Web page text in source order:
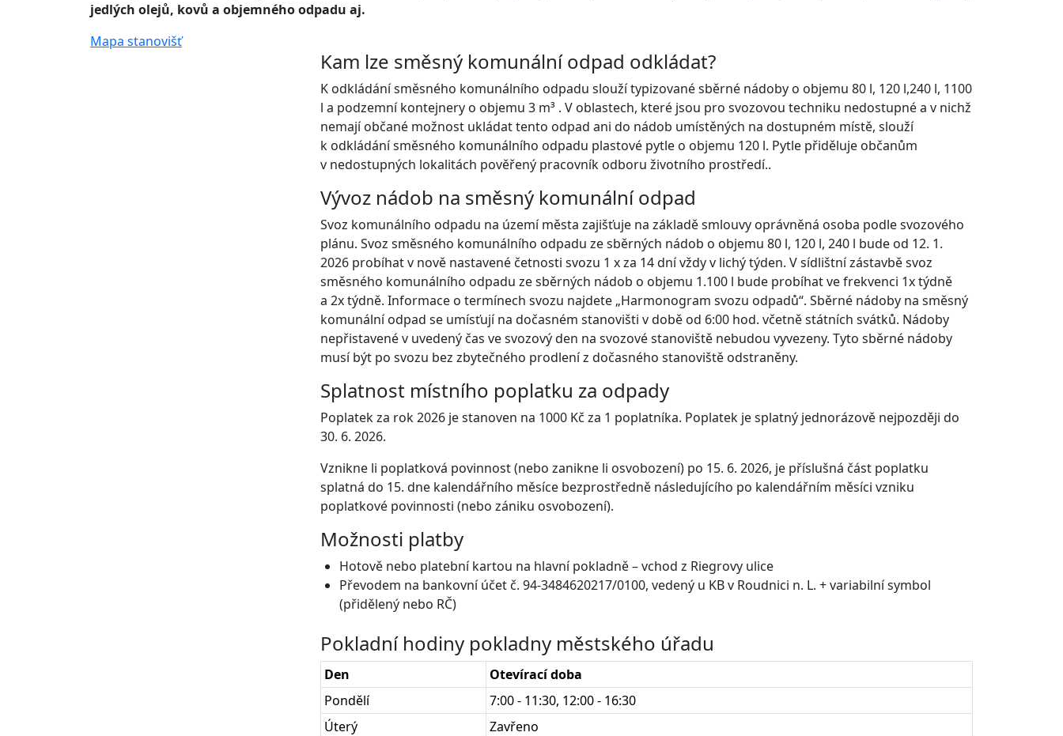
jedlých olejů, kovů a objemného odpadu aj.
Mapa stanovišť
Kam lze směsný komunální odpad odkládat?
K odkládání směsného komunálního odpadu slouží typizované sběrné nádoby o objemu 80 l, 120 l,240 l, 1100
l a podzemní kontejnery o objemu 3 m³ . V oblastech, které jsou pro svozovou techniku nedostupné a v nichž
nemají občané možnost ukládat tento odpad ani do nádob umístěných na dostupném místě, slouží
k odkládání směsného komunálního odpadu plastové pytle o objemu 120 l. Pytle přiděluje občanům
v nedostupných lokalitách pověřený pracovník odboru životního prostředí..
Vývoz nádob na směsný komunální odpad
Svoz komunálního odpadu na území města zajišťuje na základě smlouvy oprávněná osoba podle svozového
plánu. Svoz směsného komunálního odpadu ze sběrných nádob o objemu 80 l, 120 l, 240 l bude od 12. 1.
2026 probíhat v nově nastavené četnosti svozu 1 x za 14 dní vždy v lichý týden. V sídlištní zástavbě svoz
směsného komunálního odpadu ze sběrných nádob o objemu 1.100 l bude probíhat ve frekvenci 1x týdně
a 2x týdně. Informace o termínech svozu najdete „Harmonogram svozu odpadů“. Sběrné nádoby na směsný
komunální odpad se umísťují na dočasném stanovišti v době od 6:00 hod. včetně státních svátků. Nádoby
nepřistavené v uvedený čas ve svozový den na svozové stanoviště nebudou vyvezeny. Tyto sběrné nádoby
musí být po svozu bez zbytečného prodlení z dočasného stanoviště odstraněny.
Splatnost místního poplatku za odpady
Poplatek za rok 2026 je stanoven na 1000 Kč za 1 poplatníka. Poplatek je splatný jednorázově nejpozději do
30. 6. 2026.
Vznikne li poplatková povinnost (nebo zanikne li osvobození) po 15. 6. 2026, je příslušná část poplatku
splatná do 15. dne kalendářního měsíce bezprostředně následujícího po kalendářním měsíci vzniku
poplatkové povinnosti (nebo zániku osvobození).
Možnosti platby
Hotově nebo platební kartou na hlavní pokladně – vchod z Riegrovy ulice
Převodem na bankovní účet č. 94-3484620217/0100, vedený u KB v Roudnici n. L. + variabilní symbol
(přidělený nebo RČ)
Pokladní hodiny pokladny městského úřadu
Den
Otevírací doba
Pondělí
7:00 - 11:30, 12:00 - 16:30
Úterý
Zavřeno